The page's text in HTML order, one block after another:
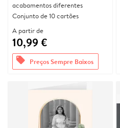
acabamentos diferentes
Conjunto de 10 cartões
A partir de
10,99 €
offers Preços Sempre Baixos